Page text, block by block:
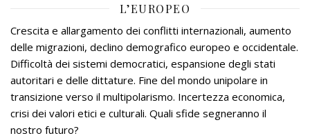
L’EUROPEO
Crescita e allargamento dei conflitti internazionali, aumento
delle migrazioni, declino demografico europeo e occidentale.
Difficoltà dei sistemi democratici, espansione degli stati
autoritari e delle dittature. Fine del mondo unipolare in
transizione verso il multipolarismo. Incertezza economica,
crisi dei valori etici e culturali. Quali sfide segneranno il
nostro futuro?